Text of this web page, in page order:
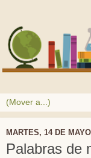
MARTES, 14 DE
Palabras de